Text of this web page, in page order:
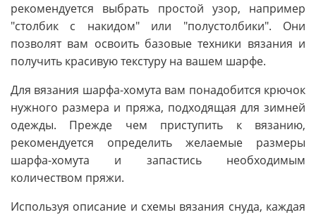
рекомендуется выбрать простой узор, например
"столбик с накидом" или "полустолбики". Они
позволят вам освоить базовые техники вязания и
получить красивую текстуру на вашем шарфе.
Для вязания шарфа-хомута вам понадобится крючок
нужного размера и пряжа, подходящая для зимней
одежды. Прежде чем приступить к вязанию,
рекомендуется определить желаемые размеры
шарфа-хомута и запастись необходимым
количеством пряжи.
Используя описание и схемы вязания снуда, каждая